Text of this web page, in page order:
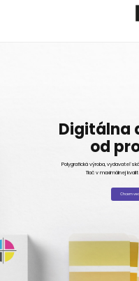
Digitálna
od pr
Polygrafická výroba,
Tlač v maximálnej
Chcem